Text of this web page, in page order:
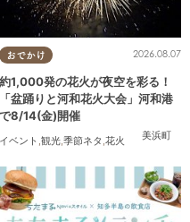
半田市 ,常滑市,美浜町
友人
おでかけ
美浜町
2026.08.07
約1,000発の花火が夜空を彩る！
「盆踊りと河和花火大会」河和港
で8/14(金)開催
イベント ,観光,季節ネタ ,花火